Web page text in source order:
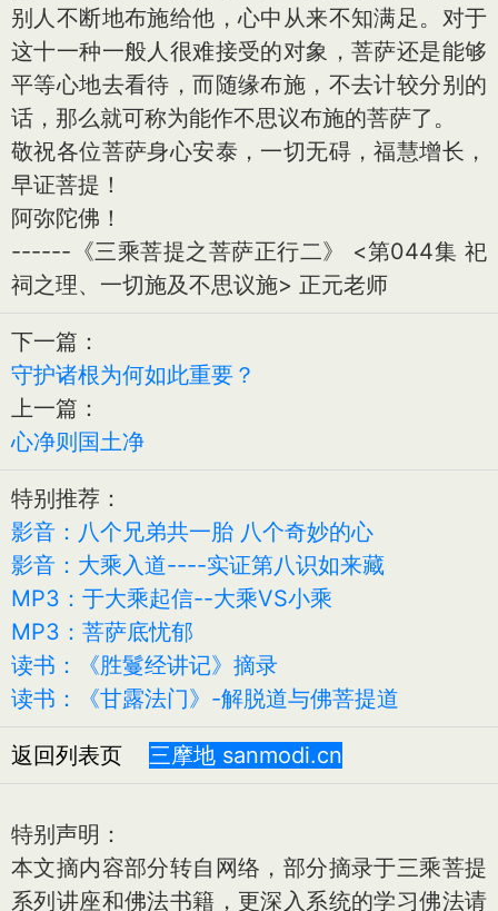
别人不断地布施给他，心中从来不知满足。对于
这十一种一般人很难接受的对象，菩萨还是能够
平等心地去看待，而随缘布施，不去计较分别的
话，那么就可称为能作不思议布施的菩萨了。
敬祝各位菩萨身心安泰，一切无碍，福慧增长，
早证菩提！
阿弥陀佛！
------《三乘菩提之菩萨正行二》 <第044集 祀
祠之理、一切施及不思议施> 正元老师
下一篇：
守护诸根为何如此重要？
上一篇：
心净则国土净
特别推荐：
影音：八个兄弟共一胎 八个奇妙的心
影音：大乘入道----实证第八识如来藏
MP3：于大乘起信--大乘VS小乘
MP3：菩萨底忧郁
读书：《胜鬘经讲记》摘录
读书：《甘露法门》-解脱道与佛菩提道
返回列表页 三摩地 sanmodi.cn
特别声明：
本文摘内容部分转自网络，部分摘录于三乘菩提
系列讲座和佛法书籍，更深入系统的学习佛法请